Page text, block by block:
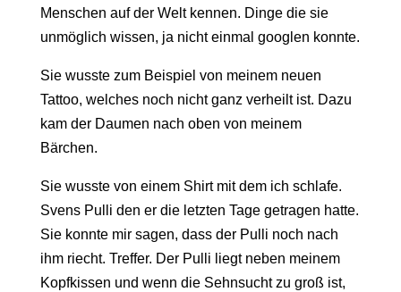
Menschen auf der Welt kennen. Dinge die sie
unmöglich wissen, ja nicht einmal googlen konnte.
Sie wusste zum Beispiel von meinem neuen
Tattoo, welches noch nicht ganz verheilt ist. Dazu
kam der Daumen nach oben von meinem
Bärchen.
Sie wusste von einem Shirt mit dem ich schlafe.
Svens Pulli den er die letzten Tage getragen hatte.
Sie konnte mir sagen, dass der Pulli noch nach
ihm riecht. Treffer. Der Pulli liegt neben meinem
Kopfkissen und wenn die Sehnsucht zu groß ist,